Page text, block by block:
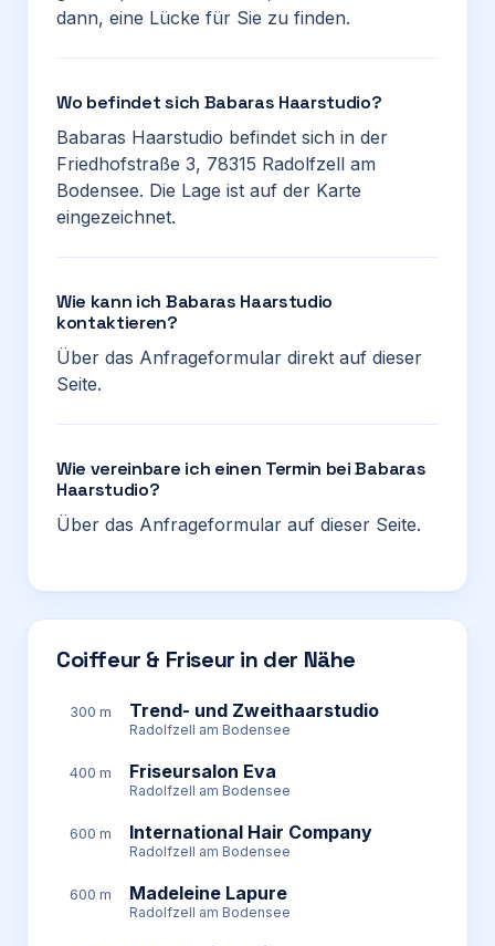
dann, eine Lücke für Sie zu finden.
Wo befindet sich Babaras Haarstudio?
Babaras Haarstudio befindet sich in der
Friedhofstraße 3, 78315 Radolfzell am
Bodensee. Die Lage ist auf der Karte
eingezeichnet.
Wie kann ich Babaras Haarstudio
kontaktieren?
Über das Anfrageformular direkt auf dieser
Seite.
Wie vereinbare ich einen Termin bei Babaras
Haarstudio?
Über das Anfrageformular auf dieser Seite.
Coiffeur & Friseur in der Nähe
300 m Trend- und Zweithaarstudio
Radolfzell am Bodensee
400 m Friseursalon Eva
Radolfzell am Bodensee
600 m International Hair Company
Radolfzell am Bodensee
600 m Madeleine Lapure
Radolfzell am Bodensee